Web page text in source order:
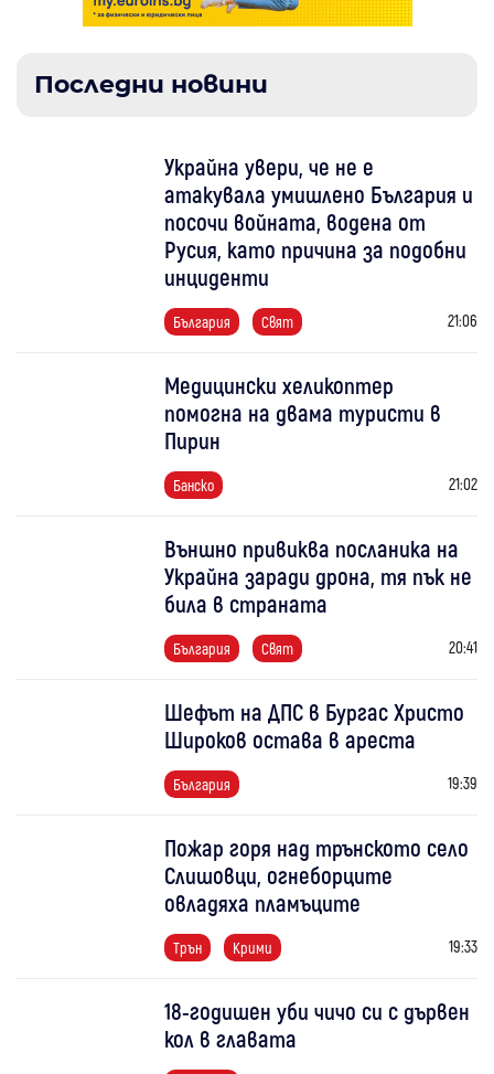
Последни новини
Украйна увери, че не е
атакувала умишлено България и
посочи войната, водена от
Русия, като причина за подобни
инциденти
България Свят 21:06
Медицински хеликоптер
помогна на двама туристи в
Пирин
Банско 21:02
Външно привиква посланика на
Украйна заради дрона, тя пък не
била в страната
България Свят 20:41
Шефът на ДПС в Бургас Христо
Широков остава в ареста
България 19:39
Пожар горя над трънското село
Слишовци, огнеборците
овладяха пламъците
Трън Крими 19:33
18-годишен уби чичо си с дървен
кол в главата